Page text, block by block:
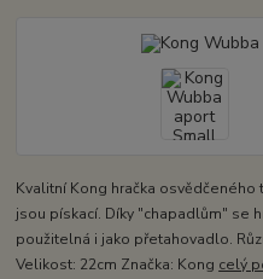
Kvalitní Kong hračka
jsou pískací. Díky "chapadlům" se
použitelná i jako přetahovadlo.
Velikost: 22cm Značka: Kong celý